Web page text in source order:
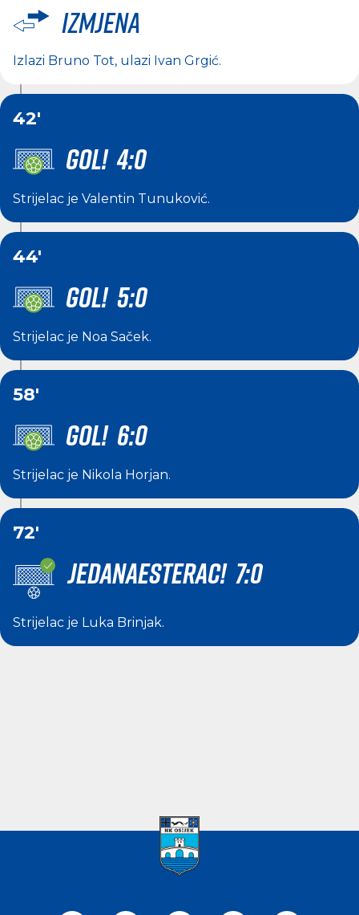
Izmjena
Izlazi Bruno Tot, ulazi Ivan Grgić.
42'
GOL! 4:0
Strijelac je Valentin Tunuković.
44'
GOL! 5:0
Strijelac je Noa Saček.
58'
GOL! 6:0
Strijelac je Nikola Horjan.
72'
JEDANAESTERAC! 7:0
Strijelac je Luka Brinjak.